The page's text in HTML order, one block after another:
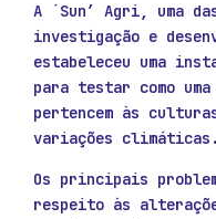
A ´Sun’ Agri, uma
investigação e
estabeleceu uma
para testar como
pertencem às
variações climáticas.
Os principais
respeito às